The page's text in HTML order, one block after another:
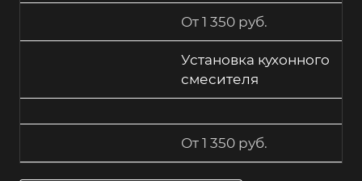
От 1 350 руб.
Установка кухонного
смесителя
От 1 350 руб.